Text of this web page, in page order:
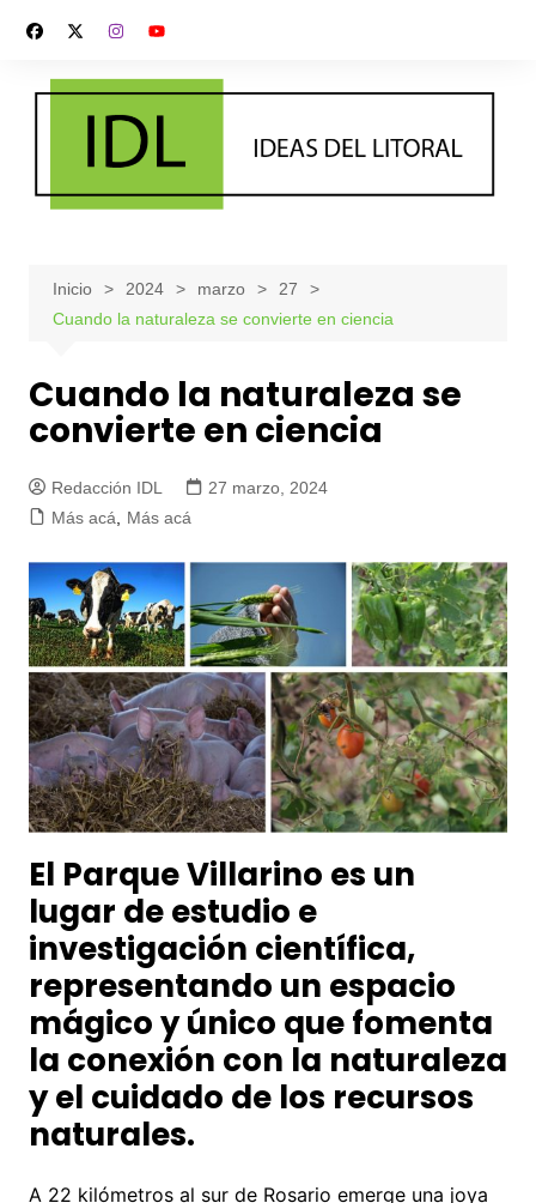
contenido
Inicio 2024 marzo
27
Cuando la naturaleza se convierte en ciencia
Cuando la naturaleza se
convierte en ciencia
Redacción IDL
27 marzo, 2024
Más acá, Más acá
El Parque Villarino es un
lugar de estudio e
investigación científica,
representando un espacio
mágico y único que fomenta
la conexión con la naturaleza
y el cuidado de los recursos
naturales.
A 22 kilómetros al sur de Rosario emerge una joya